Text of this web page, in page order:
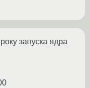
запуска ядра